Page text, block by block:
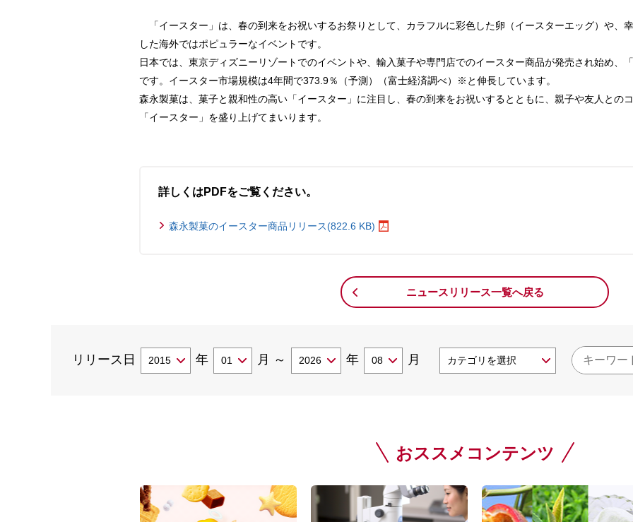
「イースター」は、春の到来をお祝いするお祭りとして、カラフルに彩色した卵（イースターエッグ）や、
した海外ではポピュラーなイベントです。
日本では、東京ディズニーリゾートでのイベントや、輸入菓子や専門店でのイースター商品が発売され始め、
です。イースター市場規模は4年間で373.9％（予測）（富士経済調べ）※と伸長しています。
森永製菓は、菓子と親和性の高い「イースター」に注目し、春の到来をお祝いするとともに、親子や友人との
「イースター」を盛り上げてまいります。
詳しくはPDFをご覧ください。
森永製菓のイースター商品リリース(822.6 KB)
ニュースリリース一覧へ戻る
リリース日 年 月 ～ 年 月
おススメコンテンツ